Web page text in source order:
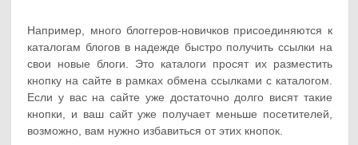
Например, много блоггеров-новичков присоединяются к
каталогам блогов в надежде быстро получить ссылки на
свои новые блоги. Это каталоги просят их разместить
кнопку на сайте в рамках обмена ссылками с каталогом.
Если у вас на сайте уже достаточно долго висят такие
кнопки, и ваш сайт уже получает меньше посетителей,
возможно, вам нужно избавиться от этих кнопок.